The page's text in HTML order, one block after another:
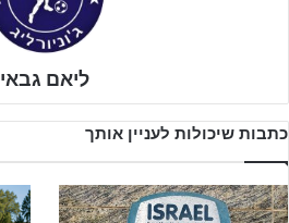
ליאם גבאי
כתבות שיכולות לעניין אותך